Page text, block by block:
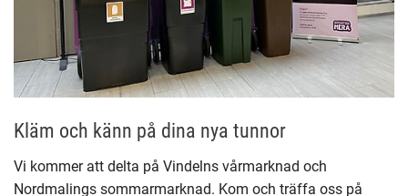
Kläm och känn på dina nya tunnor
Vi kommer att delta på Vindelns vårmarknad och
Nordmalings sommarmarknad. Kom och träffa oss på